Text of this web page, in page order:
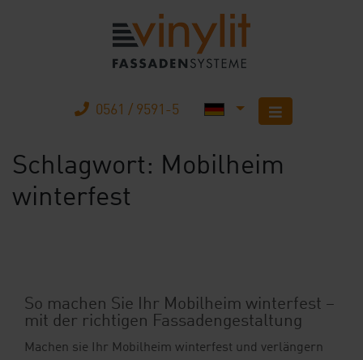
0561 / 9591-5
Startseite
Karriere
Mobilheimbau
Schlagwort: Mobilheim
winterfest
So machen Sie Ihr Mobilheim winterfest –
mit der richtigen Fassadengestaltung
Machen sie Ihr Mobilheim winterfest und verlängern